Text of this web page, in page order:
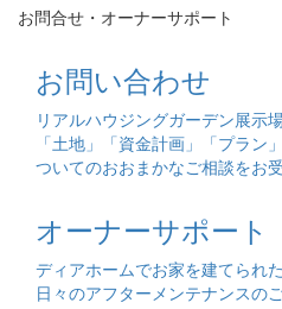
お問合せ・オーナーサポート
お問い合わせ
リアルハウジングガーデン展示
「土地」「資金計画」「プラン
ついてのおおまかなご相談をお受
オーナーサポート
ディアホームでお家を建てられた
日々のアフターメンテナンスの